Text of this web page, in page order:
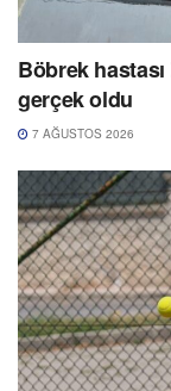
Böbrek hastası
gerçek oldu
7 AĞUSTOS 2026